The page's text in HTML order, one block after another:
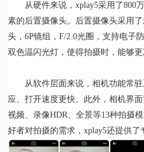
从硬件来说，xplay5采用了800
素的后置摄像头。后置摄像头采用
头，6P镜组，F/2.0光圈，支持电子
双色温闪光灯，使得拍摄时，能够
从软件层面来说，相机功能常
应、打开速度更快。此外，相机界
视频、录像HDR、全景等13种拍摄
好者对拍摄的需求，xplay5还提供了